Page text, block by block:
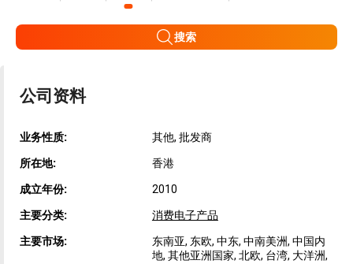
搜索
公司资料
业务性质: 其他, 批发商
所在地: 香港
成立年份: 2010
主要分类: 消费电子产品
主要市场:
东南亚, 东欧, 中东, 中南美洲, 中国内
地, 其他亚洲国家, 北欧, 台湾, 大洋洲,